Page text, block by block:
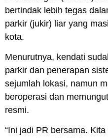
bertindak lebih tegas
parkir (jukir) liar yang
kota.
Menurutnya, kendati
parkir dan penerapan
sejumlah lokasi, namun
beroperasi dan
resmi.
“Ini jadi PR bersama.